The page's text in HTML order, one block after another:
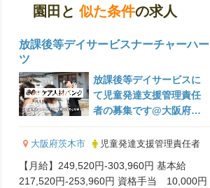
園田と似た条件の求人
放課後等デイサービスナーチャーハー
ツ
放課後等デイサービスに
て児童発達支援管理責任
者の募集です@大阪府茨
木市
大阪府茨木市 児童発達支援管理責任者
【月給】249,520円-303,960円 基本給
217,520円-253,960円 資格手当 10,000円